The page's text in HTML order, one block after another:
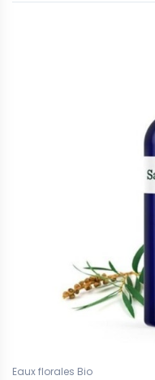
Eaux florales Bio